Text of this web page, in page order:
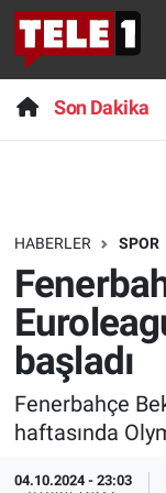
Son Dakika
HABERLER SPOR
başladı
Fenerbahçe
haftasında
04.10.2024 - 23:03
Anında
Başka
Bilim turu
Bilim ve
Doğa
Dünya
Ege Saati
Son Dakika
Haber
Dünya
Teknoloji
Sağlık
Yayın Akışı
Nöbetçi
Hava
Trafik
Süper Lig
Tüm
Son Dakika
Haber Arşivi